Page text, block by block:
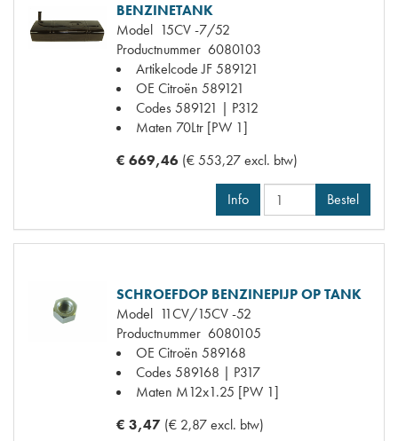
BENZINETANK
Model 15CV -7/52
Productnummer 6080103
Artikelcode JF589121
OE Citroën 589121
Codes589121 | P312
Maten 70Ltr [PW 1]
€ 669,46 (€ 553,27 excl. btw)
Info Bestel
SCHROEFDOP BENZINEPIJP OP TANK
Model 11CV/15CV -52
Productnummer 6080105
OE Citroën 589168
Codes589168 | P317
Maten M12x1.25 [PW 1]
€ 3,47 (€ 2,87 excl. btw)